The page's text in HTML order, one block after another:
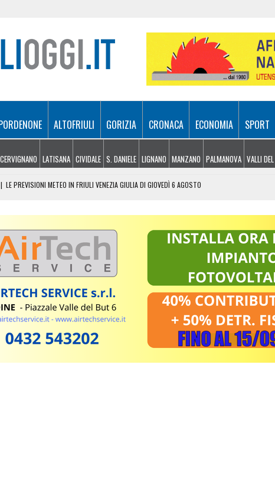
ALTOFRIULI GORIZIA CRONACA ECONOMIA SPORT
CERVIGNANO LATISANA CIVIDALE S. DANIELE LIGNANO MANZANO PALMANOVA VALLI
| LE PREVISIONI METEO IN FRIULI VENEZIA GIULIA DI GIOVEDÌ 6 AGOSTO
BANNIA TRA I MORTI DI MARCINELLE: PIETRO BASSO IDENTIFICATO DOPO 70 ANNI
SVINCOLO DI TREBICIANO, AUTO PRENDE FUOCO: CONDUCENTE IN OSPEDALE